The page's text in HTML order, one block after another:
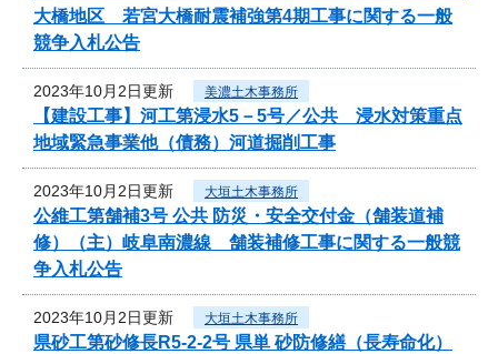
大橋地区 若宮大橋耐震補強第4期工事に関する一般
競争入札公告
2023年10月2日更新 美濃土木事務所
【建設工事】河工第浸水5－5号／公共 浸水対策重点
地域緊急事業他（債務）河道掘削工事
2023年10月2日更新 大垣土木事務所
公維工第舗補3号 公共 防災・安全交付金（舗装道補
修）（主）岐阜南濃線 舗装補修工事に関する一般競
争入札公告
2023年10月2日更新 大垣土木事務所
県砂工第砂修長R5-2-2号 県単 砂防修繕（長寿命化）